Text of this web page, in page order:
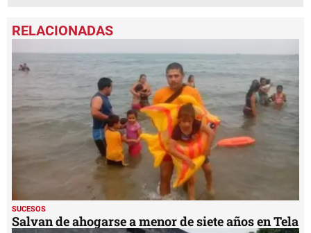
SUCESOS
Salvan de ahogarse a menor de siete años en Tela